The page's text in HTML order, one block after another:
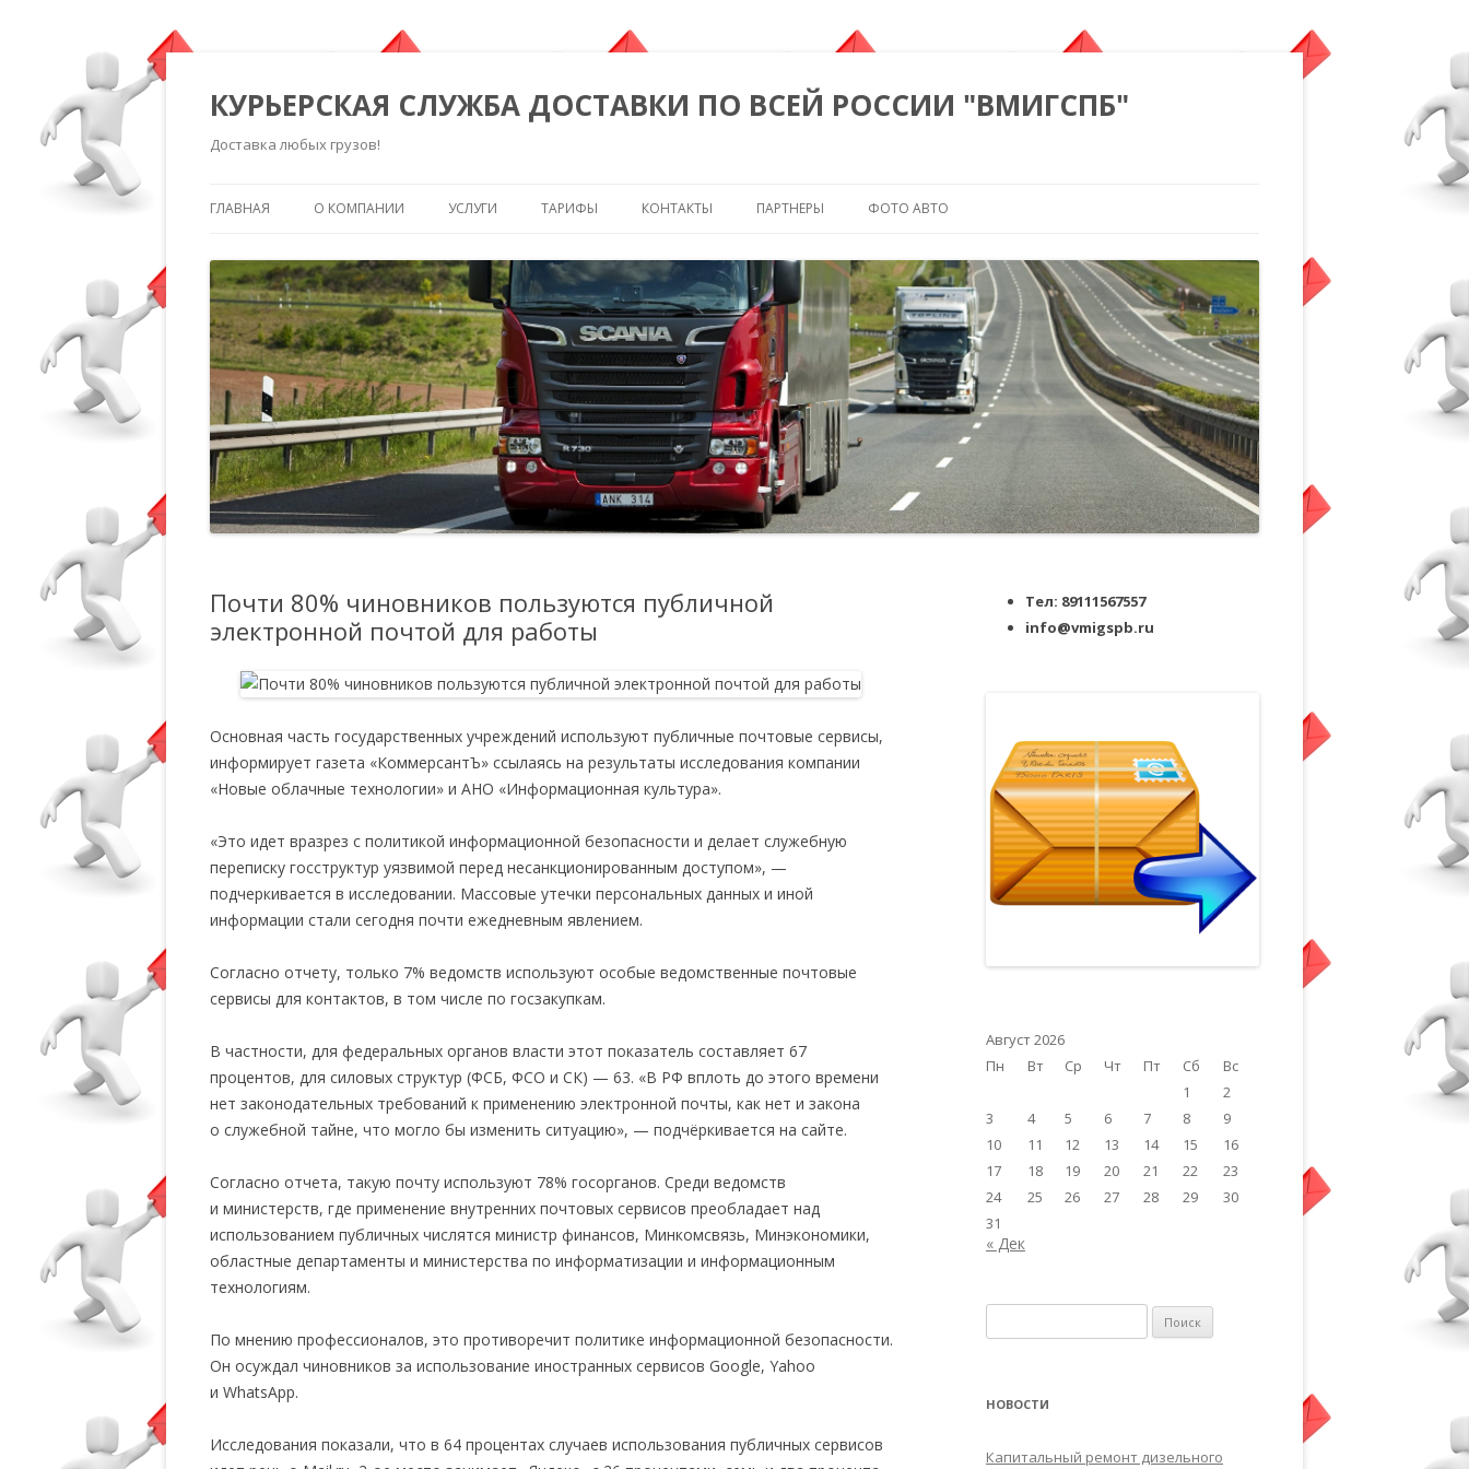
КУРЬЕРСКАЯ СЛУЖБА ДОСТАВКИ ПО ВСЕЙ РОССИИ "ВМИГСПБ"
Доставка любых грузов!
ГЛАВНАЯ О КОМПАНИИ УСЛУГИ ТАРИФЫ КОНТАКТЫ ПАРТНЕРЫ ФОТО АВТО
Почти 80% чиновников пользуются публичной
электронной почтой для работы
Основная часть государственных учреждений используют публичные почтовые сервисы,
информирует газета «КоммерсантЪ» ссылаясь на результаты исследования компании
«Новые облачные технологии» и АНО «Информационная культура».
«Это идет вразрез с политикой информационной безопасности и делает служебную
переписку госструктур уязвимой перед несанкционированным доступом», —
подчеркивается в исследовании. Массовые утечки персональных данных и иной
информации стали сегодня почти ежедневным явлением.
Согласно отчету, только 7% ведомств используют особые ведомственные почтовые
сервисы для контактов, в том числе по госзакупкам.
В частности, для федеральных органов власти этот показатель составляет 67
процентов, для силовых структур (ФСБ, ФСО и СК) — 63. «В РФ вплоть до этого времени
нет законодательных требований к применению электронной почты, как нет и закона
о служебной тайне, что могло бы изменить ситуацию», — подчёркивается на сайте.
Согласно отчета, такую почту используют 78% госорганов. Среди ведомств
и министерств, где применение внутренних почтовых сервисов преобладает над
использованием публичных числятся министр финансов, Минкомсвязь, Минэкономики,
областные департаменты и министерства по информатизации и информационным
технологиям.
По мнению профессионалов, это противоречит политике информационной безопасности.
Он осуждал чиновников за использование иностранных сервисов Google, Yahoo
и WhatsApp.
Исследования показали, что в 64 процентах случаев использования публичных сервисов
Тел: 89111567557
info@vmigspb.ru
Август 2026
Пн
Вт Ср Чт Пт Сб
Вс
1
2
3
4 5 6 7 8
9
10
11 12 13 14 15
16
17
18 19 20 21 22
23
24
25 26 27 28 29
30
31
« Дек
НОВОСТИ
Капитальный ремонт дизельного